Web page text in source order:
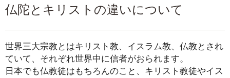
仏陀とキリストの違いについて
世界三大宗教とはキリスト教、イスラム教、仏教とされ
ていて、それぞれ世界中に信者がおられます。
日本でも仏教徒はもちろんのこと、キリスト教徒やイス